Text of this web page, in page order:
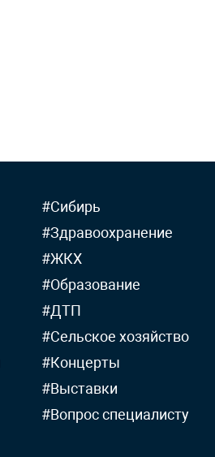
#Сибирь
#Здравоохранение
#ЖКХ
#Образование
#ДТП
#Сельское хозяйство
#Концерты
#Выставки
#Вопрос специалисту